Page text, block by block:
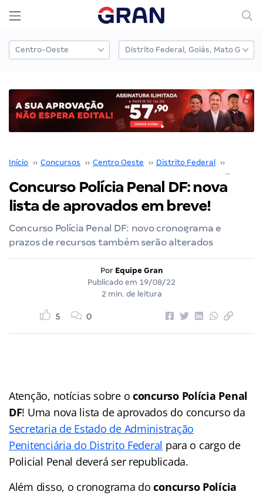
Início ›› Concursos ›› Centro Oeste ›› Distrito Federal ››
Concurso Polícia Penal DF: nova
lista de aprovados em breve!
Concurso Polícia Penal DF: novo cronograma e
prazos de recursos também serão alterados
Por Equipe Gran
Publicado em 19/08/22
2 min. de leitura
5 0
Atenção, notícias sobre o concurso Polícia Penal
DF! Uma nova lista de aprovados do concurso da
Secretaria de Estado de Administração
Penitenciária do Distrito Federal para o cargo de
Policial Penal deverá ser republicada.
Além disso, o cronograma doconcurso Polícia